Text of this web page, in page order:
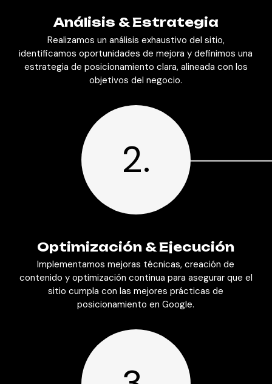
Análisis & Estrategia
Realizamos un análisis exhaustivo del sitio,
identificamos oportunidades de mejora y definimos una
estrategia de posicionamiento clara, alineada con los
objetivos del negocio.
2.
Optimización & Ejecución
Implementamos mejoras técnicas, creación de
contenido y optimización continua para asegurar que el
sitio cumpla con las mejores prácticas de
posicionamiento en Google.